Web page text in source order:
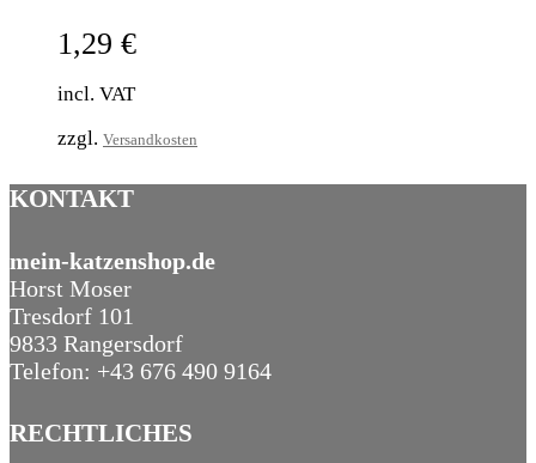
1,29 €
incl. VAT
zzgl. Versandkosten
KONTAKT
mein-katzenshop.de
Horst Moser
Tresdorf 101
9833 Rangersdorf
Telefon: +43 676 490 9164
RECHTLICHES